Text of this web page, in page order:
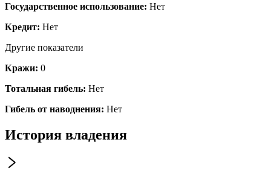
Государственное использование: Нет
Кредит: Нет
Другие показатели
Кражи: 0
Тотальная гибель: Нет
Гибель от наводнения: Нет
История владения